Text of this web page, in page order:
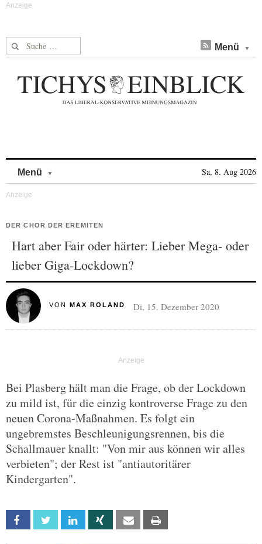
Suche nach: Menü
Menü Sa, 8. Aug 2026
DER CHOR DER EREMITEN
Hart aber Fair oder härter: Lieber Mega- oder
lieber Giga-Lockdown?
VON MAX ROLAND Di, 15. Dezember 2020
Bei Plasberg hält man die Frage, ob der Lockdown
zu mild ist, für die einzig kontroverse Frage zu den
neuen Corona-Maßnahmen. Es folgt ein
ungebremstes Beschleunigungsrennen, bis die
Schallmauer knallt: "Von mir aus können wir alles
verbieten"; der Rest ist "antiautoritärer
Kindergarten".
Facebook Twitter Linkedin Xing Email